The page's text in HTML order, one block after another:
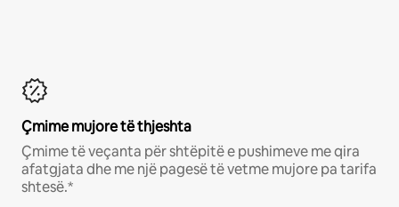
Çmime mujore të thjeshta
Çmime të veçanta për shtëpitë e pushimeve me qira
afatgjata dhe me një pagesë të vetme mujore pa tarifa
shtesë.*